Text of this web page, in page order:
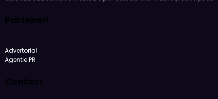
Parteneri
Advertorial
Agentie PR
Contact